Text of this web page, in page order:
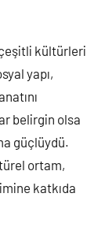
kültürleri
yapı,
belirgin olsa
güçlüydü.
ortam,
katkıda